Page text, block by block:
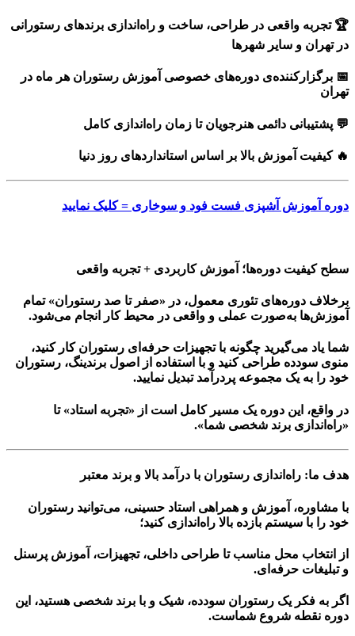
🏆 تجربه واقعی در طراحی، ساخت و راه‌اندازی برندهای رستورانی
در تهران و سایر شهرها
📅 برگزارکننده‌ی دوره‌های خصوصی آموزش رستوران هر ماه در
تهران
💬 پشتیبانی دائمی هنرجویان تا زمان راه‌اندازی کامل
🔥 کیفیت آموزش بالا بر اساس استانداردهای روز دنیا
دوره آموزش آشپزی فست فود و سوخاری = کلیک نمایید
سطح کیفیت دوره‌ها؛ آموزش کاربردی + تجربه واقعی
برخلاف دوره‌های تئوری معمول، در «صفر تا صد رستوران» تمام
آموزش‌ها به‌صورت عملی و واقعی در محیط کار انجام می‌شود.
شما یاد می‌گیرید چگونه با تجهیزات حرفه‌ای رستوران کار کنید،
منوی سودده طراحی کنید و با استفاده از اصول برندینگ، رستوران
خود را به یک مجموعه پردرآمد تبدیل نمایید.
در واقع، این دوره یک مسیر کامل است از «تجربه استاد» تا
«راه‌اندازی برند شخصی شما».
هدف ما: راه‌اندازی رستوران با درآمد بالا و برند معتبر
با مشاوره، آموزش و همراهی استاد حسینی، می‌توانید رستوران
خود را با سیستم بازده بالا راه‌اندازی کنید؛
از انتخاب محل مناسب تا طراحی داخلی، تجهیزات، آموزش پرسنل
و تبلیغات حرفه‌ای.
اگر به فکر یک رستوران سودده، شیک و با برند شخصی هستید، این
دوره نقطه شروع شماست.